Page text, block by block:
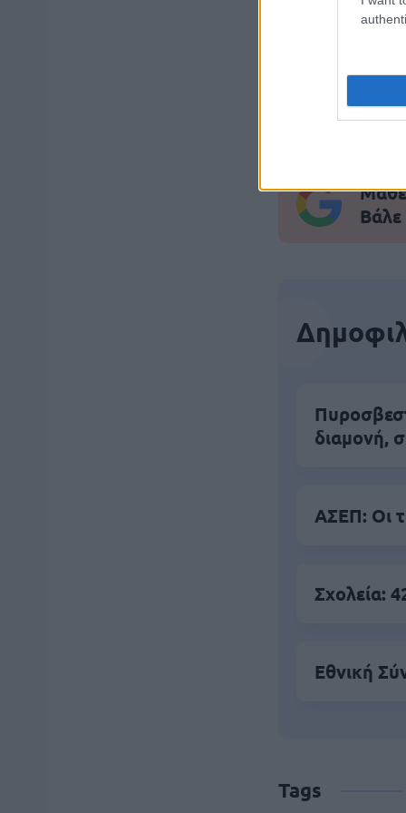
μέρες
Μάθε
διαμονή,
ΑΣΕΠ: Οι
Σχολεία:
Εθνική
Tags